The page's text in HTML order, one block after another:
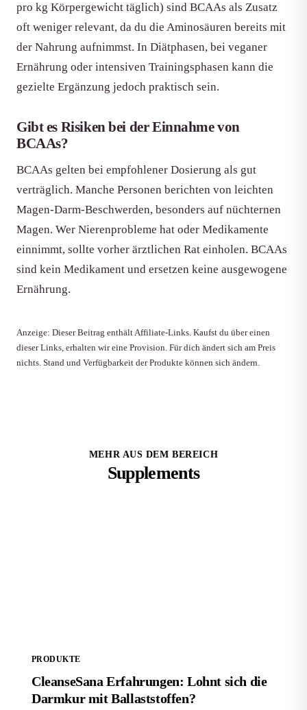
pro kg Körpergewicht täglich) sind BCAAs als Zusatz
oft weniger relevant, da du die Aminosäuren bereits mit
der Nahrung aufnimmst. In Diätphasen, bei veganer
Ernährung oder intensiven Trainingsphasen kann die
gezielte Ergänzung jedoch praktisch sein.
Gibt es Risiken bei der Einnahme von
BCAAs?
BCAAs gelten bei empfohlener Dosierung als gut
verträglich. Manche Personen berichten von leichten
Magen-Darm-Beschwerden, besonders auf nüchternen
Magen. Wer Nierenprobleme hat oder Medikamente
einnimmt, sollte vorher ärztlichen Rat einholen. BCAAs
sind kein Medikament und ersetzen keine ausgewogene
Ernährung.
Anzeige: Dieser Beitrag enthält Affiliate-Links. Kaufst du über einen
dieser Links, erhalten wir eine Provision. Für dich ändert sich am Preis
nichts. Stand und Verfügbarkeit der Produkte können sich ändern.
MEHR AUS DEM BEREICH
Supplements
PRODUKTE
CleanseSana Erfahrungen: Lohnt sich die
Darmkur mit Ballaststoffen?